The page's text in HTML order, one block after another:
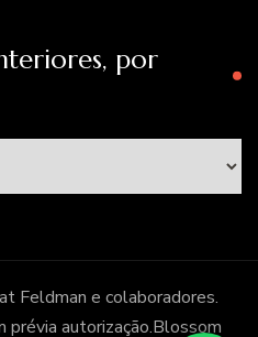
por
Feldman e colaboradores.
prévia autorização.Blossom